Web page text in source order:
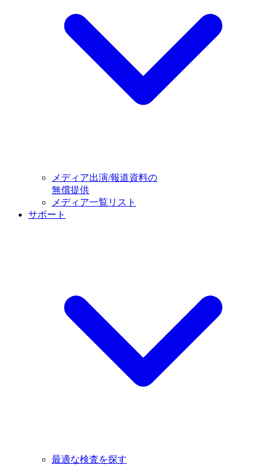
メディア出演/報道資料の
無償提供
メディア一覧リスト
サポート
最適な検査を探す